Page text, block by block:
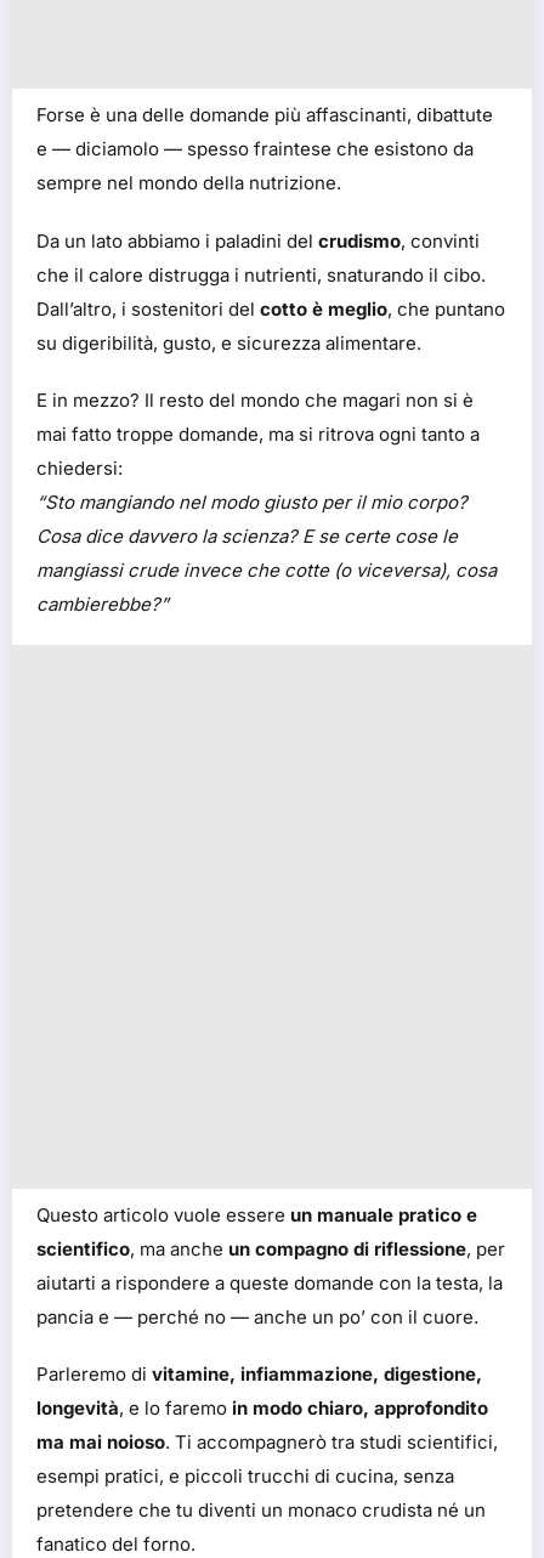
Forse è una delle domande più affascinanti, dibattute
e — diciamolo — spesso fraintese che esistono da
sempre nel mondo della nutrizione.
Da un lato abbiamo i paladini del crudismo, convinti
che il calore distrugga i nutrienti, snaturando il cibo.
Dall’altro, i sostenitori del cotto è meglio, che puntano
su digeribilità, gusto, e sicurezza alimentare.
E in mezzo? Il resto del mondo che magari non si è
mai fatto troppe domande, ma si ritrova ogni tanto a
chiedersi:
“Sto mangiando nel modo giusto per il mio corpo?
Cosa dice davvero la scienza? E se certe cose le
mangiassi crude invece che cotte (o viceversa), cosa
cambierebbe?”
Questo articolo vuole essere un manuale pratico e
scientifico, ma anche un compagno di riflessione, per
aiutarti a rispondere a queste domande con la testa, la
pancia e — perché no — anche un po’ con il cuore.
Parleremo di vitamine, infiammazione, digestione,
longevità, e lo faremo in modo chiaro, approfondito
ma mai noioso. Ti accompagnerò tra studi scientifici,
esempi pratici, e piccoli trucchi di cucina, senza
pretendere che tu diventi un monaco crudista né un
fanatico del forno.